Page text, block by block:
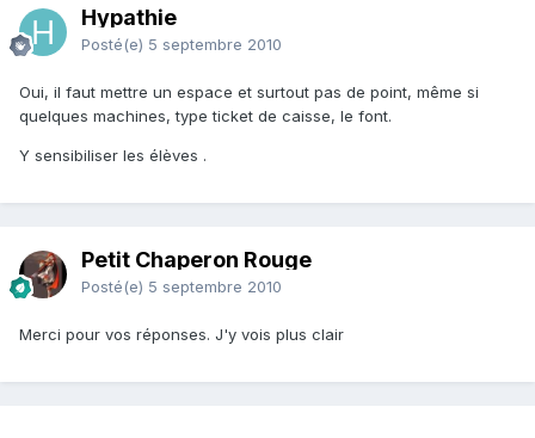
Hypathie
Posté(e) 5 septembre 2010
Oui, il faut mettre un espace et surtout pas de point, même si
quelques machines, type ticket de caisse, le font.
Y sensibiliser les élèves .
Petit Chaperon Rouge
Posté(e) 5 septembre 2010
Merci pour vos réponses. J'y vois plus clair